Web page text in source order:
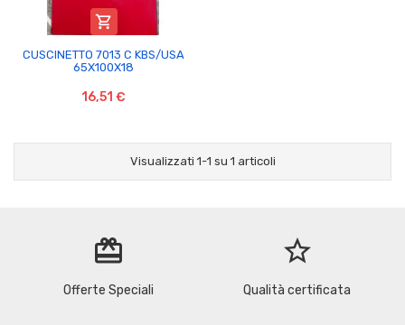

CUSCINETTO 7013 C KBS/USA
65X100X18
16,51 €
Visualizzati 1-1 su 1 articoli
redeem
Offerte Speciali
star_border
Qualità certificata